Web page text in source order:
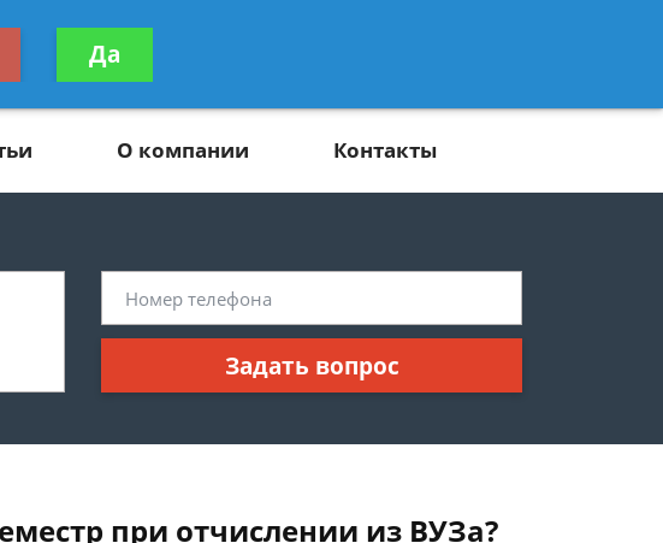
консультацию
бесплатно
О компании Контакты
Задать вопрос
при отчислении из ВУЗа?
Да